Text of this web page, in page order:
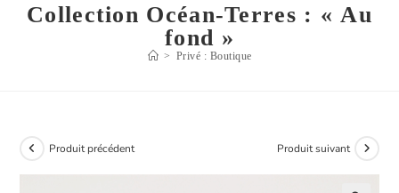
Collection Océan-Terres : « Au
fond »
> Privé : Boutique
Produit précédent Produit suivant